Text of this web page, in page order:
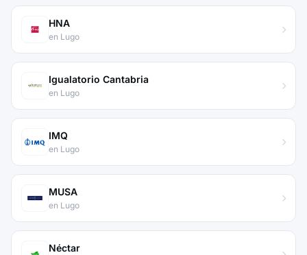
HNA
en Lugo
Igualatorio Cantabria
en Lugo
IMQ
en Lugo
MUSA
en Lugo
Néctar